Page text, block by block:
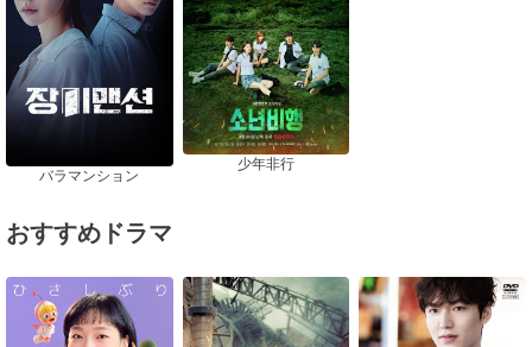
バラマンション
少年非行
おすすめドラマ